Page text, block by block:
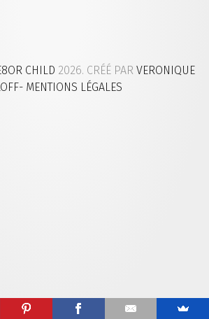
CHILD 2026. CRÉÉ PAR VERONIQUE
- MENTIONS LÉGALES